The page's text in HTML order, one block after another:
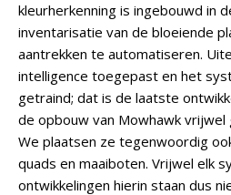
kleurherkenning is ingebouwd in
inventarisatie van de bloeiende
aantrekken te automatiseren.
intelligence toegepast en het
getraind; dat is de laatste
de opbouw van Mowhawk
We plaatsen ze tegenwoordig
quads en maaiboten. Vrijwel elk
ontwikkelingen hierin staan dus